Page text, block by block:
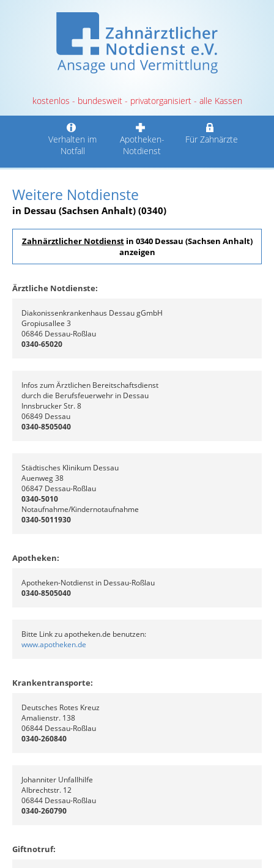
kostenlos - bundesweit - privatorganisiert - alle Kassen
Verhalten im
Notfall
Apotheken-
Notdienst
Für Zahnärzte
Weitere Notdienste
in Dessau (Sachsen Anhalt) (0340)
Zahnärztlicher Notdienstin 0340 Dessau (Sachsen Anhalt)
anzeigen
Ärztliche Notdienste:
Diakonissenkrankenhaus Dessau gGmbH
Gropiusallee 3
06846 Dessau-Roßlau
0340-65020
Infos zum Ärztlichen Bereitschaftsdienst
durch die Berufsfeuerwehr in Dessau
Innsbrucker Str. 8
06849 Dessau
0340-8505040
Städtisches Klinikum Dessau
Auenweg 38
06847 Dessau-Roßlau
0340-5010
Notaufnahme/Kindernotaufnahme
0340-5011930
Apotheken:
Apotheken-Notdienst in Dessau-Roßlau
0340-8505040
Bitte Link zu apotheken.de benutzen:
www.apotheken.de
Krankentransporte:
Deutsches Rotes Kreuz
Amalienstr. 138
06844 Dessau-Roßlau
0340-260840
Johanniter Unfallhilfe
Albrechtstr. 12
06844 Dessau-Roßlau
0340-260790
Giftnotruf: